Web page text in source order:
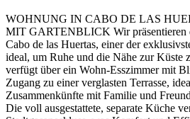
WOHNUNG IN CABO DE LAS
MIT GARTENBLICK Wir präsentieren
Cabo de las Huertas, einer der
ideal, um Ruhe und die Nähe zur Küste
verfügt über ein Wohn-Esszimmer mit
Zugang zu einer verglasten Terrasse,
Zusammenkünfte mit Familie und
Die voll ausgestattete, separate Küche